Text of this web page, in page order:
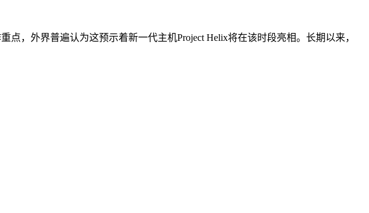
，外界普遍认为这预示着新一代主机Project Helix将在该时段亮相。长期以来，